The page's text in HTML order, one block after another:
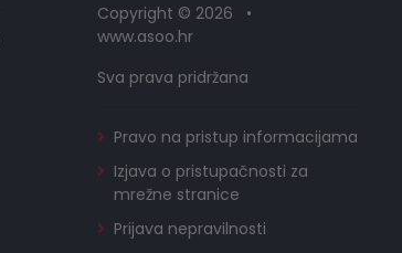
Copyright © 2026 •
www.asoo.hr
Sva prava pridržana
Pravo na pristup informacijama
Izjava o pristupačnosti za
mrežne stranice
Prijava nepravilnosti